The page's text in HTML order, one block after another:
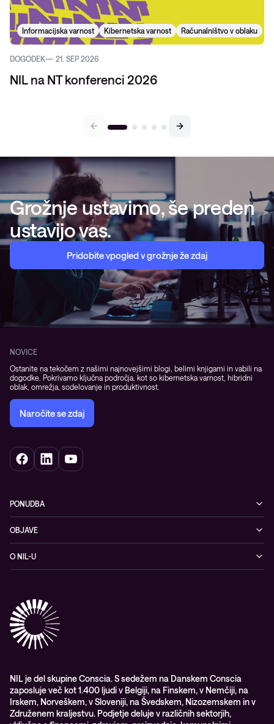
Informacijska varnost Kibernetska varnost Računalništvo v oblaku
DOGODEK 21. SEP 2026
NIL na NT konferenci 2026
Grožnje ustavimo, še preden
ustavijo vas.
Pridobite vpogled v grožnje že zdaj
NOVICE
Ostanite na tekočem z našimi najnovejšimi blogi, belimi knjigami in vabili na
dogodke. Pokrivamo ključna področja, kot so kibernetska varnost, hibridni
oblak, omrežja, sodelovanje in produktivnost.
Naročite se zdaj
PONUDBA
Omrežje
Hibridni oblak
Izobraževanje
Upravljane IT storitve in podpora
Opazljivost
OBJAVE
Blogi
Videi
Vodiči
O NIL-U
Partnerji
Nagrade & priznanja industrije
WORK@NIL
Študenti
Trajnost in družbena odgovornost
NIL je del skupine Conscia. S sedežem na Danskem Conscia
zaposluje več kot 1.400 ljudi v Belgiji, na Finskem, v Nemčiji, na
Irskem, Norveškem, v Sloveniji, na Švedskem, Nizozemskem in v
Združenem kraljestvu. Podjetje deluje v različnih sektorjih,